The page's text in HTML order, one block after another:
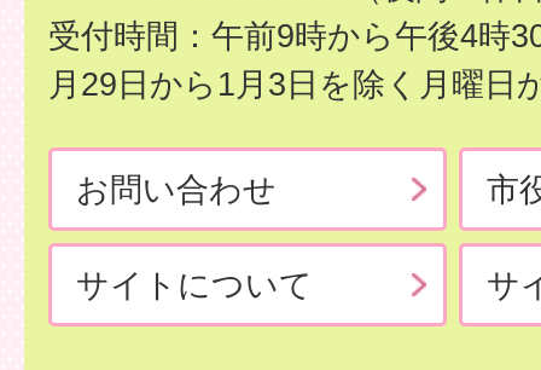
受付時間：午前9時から午後4時
月29日から1月3日を除く月曜日
お問い合わせ 市
サイトについて サ